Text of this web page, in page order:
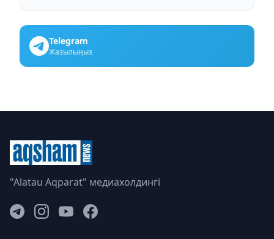
Telegram
Жазылыңыз
"Alatau Aqparat" медиахолдингі